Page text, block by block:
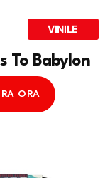
VINILE
To Babylon
ORA